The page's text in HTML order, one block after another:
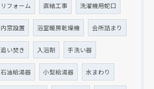
リフォーム 直結工事 洗濯機用蛇口
内窓設置 浴室暖房乾燥機 会所詰まり
追い焚き 入浴剤 手洗い器
石油給湯器 小型給湯器 水まわり